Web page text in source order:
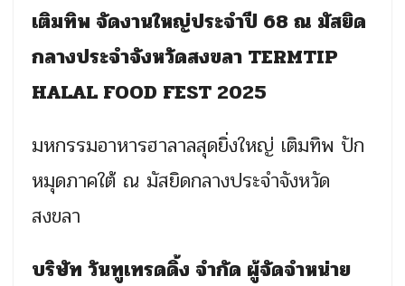
เติมทิพ จัดงานใหญ่ประจำปี 68 ณ มัสยิด
กลางประจำจังหวัดสงขลา TERMTIP
HALAL FOOD FEST 2025
มหกรรมอาหารฮาลาลสุดยิ่งใหญ่ เติมทิพ ปัก
หมุดภาคใต้ ณ มัสยิดกลางประจำจังหวัด
สงขลา
บริษัท วันทูเทรดดิ้ง จำกัด ผู้จัดจำหน่าย